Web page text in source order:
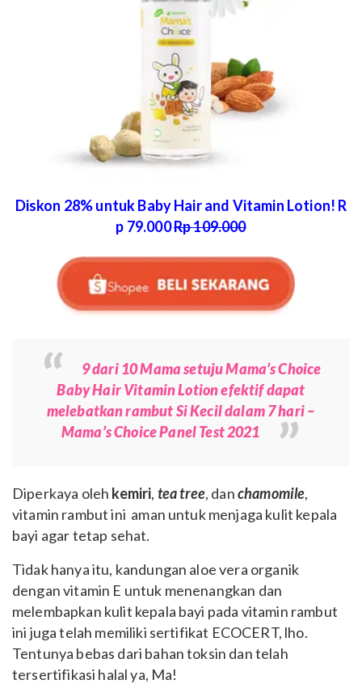
Diskon 28% untuk Baby Hair and Vitamin Lotion! R
p 79.000Rp 109.000
9 dari 10 Mama setuju Mama’s Choice
Baby Hair Vitamin Lotion efektif dapat
melebatkan rambut Si Kecil dalam 7 hari –
Mama’s Choice Panel Test 2021
Diperkaya oleh kemiri, tea tree, danchamomile,
vitamin rambut ini aman untuk menjaga kulit kepala
bayi agar tetap sehat.
Tidak hanya itu, kandungan aloe vera organik
dengan vitamin E untuk menenangkan dan
melembapkan kulit kepala bayi pada vitamin rambut
ini juga telah memiliki sertifikat ECOCERT, lho.
Tentunya bebas dari bahan toksin dan telah
tersertifikasi halal ya, Ma!